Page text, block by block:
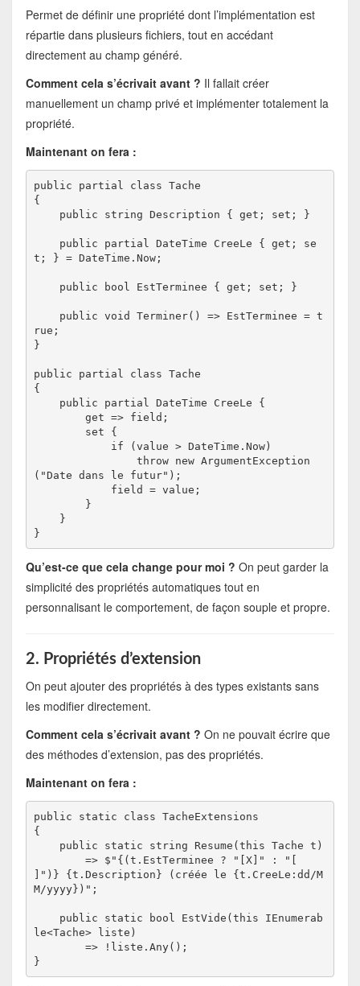
Permet de définir une propriété dont l’implémentation est
répartie dans plusieurs fichiers, tout en accédant
directement au champ généré.
Comment cela s’écrivait avant ? Il fallait créer
manuellement un champ privé et implémenter totalement la
propriété.
Maintenant on fera :
public partial class Tache
{
t; } = DateTime.Now;
rue;
}
public partial class Tache
{
        get => field;
                throw new ArgumentException
("Date dans le futur");
Qu’est-ce que cela change pour moi ? On peut garder la
simplicité des propriétés automatiques tout en
personnalisant le comportement, de façon souple et propre.
2. Propriétés d’extension
On peut ajouter des propriétés à des types existants sans
les modifier directement.
Comment cela s’écrivait avant ? On ne pouvait écrire que
des méthodes d’extension, pas des propriétés.
Maintenant on fera :
public static class TacheExtensions
{
        => $"{(t.EstTerminee ? "[X]" : "[
]")} {t.Description} (créée le {t.CreeLe:dd/M
M/yyyy})";
le<Tache> liste)
        => !liste.Any();